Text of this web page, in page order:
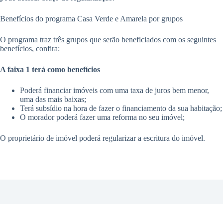
Benefícios do programa Casa Verde e Amarela por grupos
O programa traz três grupos que serão beneficiados com os seguintes
benefícios, confira:
A faixa 1 terá como benefícios
Poderá financiar imóveis com uma taxa de juros bem menor,
uma das mais baixas;
Terá subsídio na hora de fazer o financiamento da sua habitação;
O morador poderá fazer uma reforma no seu imóvel;
O proprietário de imóvel poderá regularizar a escritura do imóvel.